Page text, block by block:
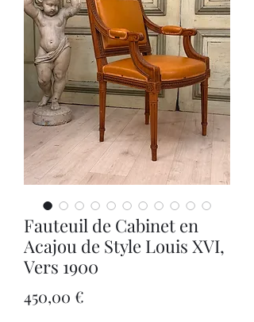
Fauteuil de Cabinet en
Acajou de Style Louis XVI,
Vers 1900
450,00 €